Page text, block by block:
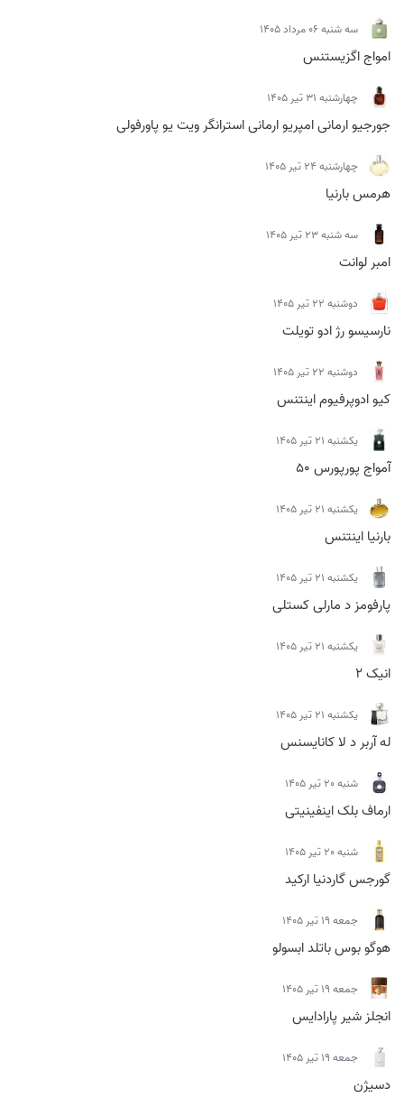
سه شنبه 06 مرداد 1405
امواج اگزیستنس
چهارشنبه 31 تیر 1405
جورجیو ارمانی امپریو ارمانی استرانگر ویت یو پاورفولی
چهارشنبه 24 تیر 1405
هرمس بارنیا
سه شنبه 23 تیر 1405
امبر لوانت
دوشنبه 22 تیر 1405
نارسیسو رژ ادو تویلت
دوشنبه 22 تیر 1405
کیو ادوپرفیوم اینتنس
يكشنبه 21 تیر 1405
آمواج پورپورس 50
يكشنبه 21 تیر 1405
بارنیا اینتنس
يكشنبه 21 تیر 1405
پارفومز د مارلی کستلی
يكشنبه 21 تیر 1405
انیک 2
يكشنبه 21 تیر 1405
له آربر د لا کانایسنس
شنبه 20 تیر 1405
ارماف بلک اینفینیتی
شنبه 20 تیر 1405
گورجس گاردنیا ارکید
جمعه 19 تیر 1405
هوگو بوس باتلد ابسولو
جمعه 19 تیر 1405
انجلز شیر پارادایس
جمعه 19 تیر 1405
دسیژن